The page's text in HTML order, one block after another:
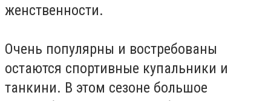
женственности.
Очень популярны и востребованы
остаются спортивные купальники и
танкини. В этом сезоне большое